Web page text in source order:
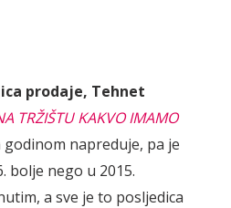
prodaje, Tehnet
TRŽIŠTU KAKVO IMAMO
napreduje, pa je
bolje nego u 2015.
a sve je to posljedica